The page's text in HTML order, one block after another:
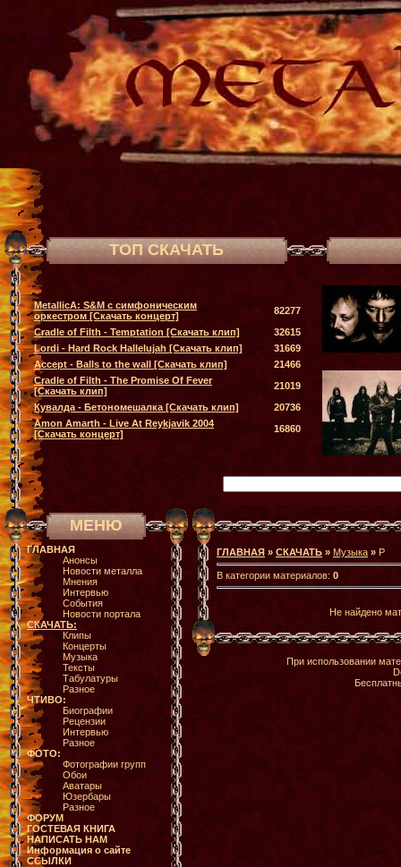
ТОП СКАЧАТЬ
MetallicA: S&M с симфоническим
оркестром [Скачать концерт]
82277
Cradle of Filth - Temptation [Скачать клип]
32615
Lordi - Hard Rock Hallelujah [Скачать клип]
31669
Accept - Balls to the wall [Скачать клип]
21466
Cradle of Filth - The Promise Of Fever
[Скачать клип]
21019
Кувалда - Бетономешалка [Скачать клип]
20736
Amon Amarth - Live At Reykjavik 2004
[Скачать концерт]
16860
МЕНЮ
ГЛАВНАЯ
Анонсы
Новости металла
Мнения
Интервью
События
Новости портала
СКАЧАТЬ:
Клипы
Концерты
Музыка
Тексты
Табулатуры
Разное
ЧТИВО:
Биографии
Рецензии
Интервью
Разное
ФОТО:
Фотографии групп
Обои
Аватары
Юзербары
Разное
ФОРУМ
ГОСТЕВАЯ КНИГА
НАПИСАТЬ НАМ
Информация о сайте
ССЫЛКИ
ГЛАВНАЯ » СКАЧАТЬ » Музыка » P
В категории материалов: 0
Не найдено
При использовании